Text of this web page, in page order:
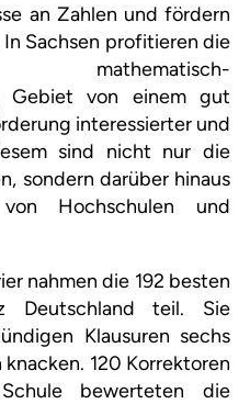
an Zahlen und fördern
In Sachsen profitieren die
Gebiet von einem gut
interessierter und
sind nicht nur die
sondern darüber hinaus
Hochschulen und
nahmen die 192 besten
Deutschland teil. Sie
Klausuren sechs
120 Korrektoren
bewerteten die